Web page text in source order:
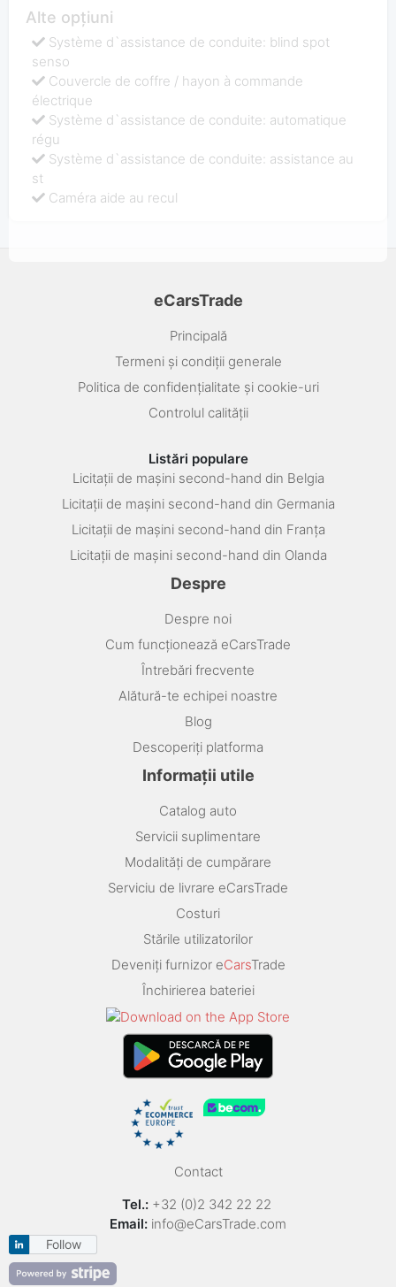
Alte opțiuni
Système d`assistance de conduite: blind spot
senso
Couvercle de coffre / hayon à commande
électrique
Système d`assistance de conduite: automatique
régu
Système d`assistance de conduite: assistance au
st
Caméra aide au recul
eCarsTrade
Principală
Termeni și condiții generale
Politica de confidențialitate și cookie-uri
Controlul calității
Listări populare
Licitații de mașini second-hand din Belgia
Licitații de mașini second-hand din Germania
Licitații de mașini second-hand din Franța
Licitații de mașini second-hand din Olanda
Despre
Despre noi
Cum funcționează eCarsTrade
Întrebări frecvente
Alătură-te echipei noastre
Blog
Descoperiți platforma
Informații utile
Catalog auto
Servicii suplimentare
Modalități de cumpărare
Serviciu de livrare eCarsTrade
Costuri
Stările utilizatorilor
Deveniți furnizor eCarsTrade
Închirierea bateriei
Contact
Tel.: +32 (0)2 342 22 22
Email: info@eCarsTrade.com
Follow